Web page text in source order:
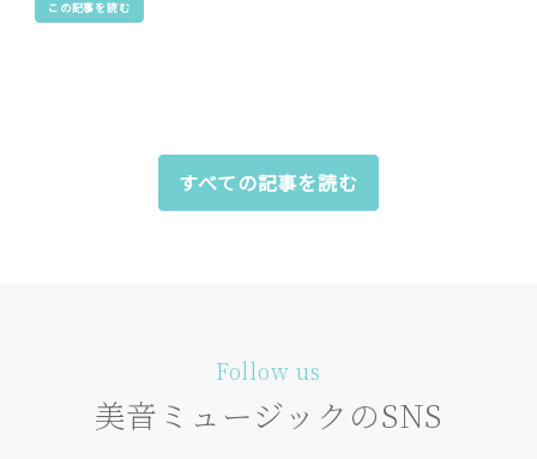
この記事を読む
すべての記事を読む
Follow us
美音ミュージックのSNS